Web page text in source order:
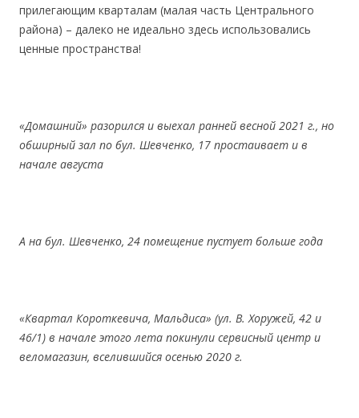
прилегающим кварталам (малая часть Центрального
района) – далеко не идеально здесь использовались
ценные пространства!
«Домашний» разорился и выехал ранней весной 2021 г., но
обширный зал по бул. Шевченко, 17 простаивает и в
начале августа
А на бул. Шевченко, 24 помещение пустует больше года
«Квартал Короткевича, Мальдиса» (ул. В. Хоружей, 42 и
46/1) в начале этого лета покинули сервисный центр и
веломагазин, вселившийся осенью 2020 г.